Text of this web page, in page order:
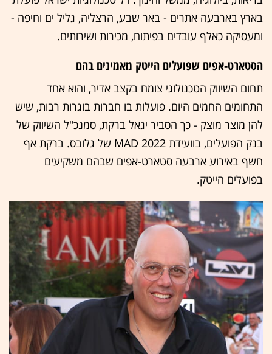
בארץ בארבעה אתרים - באר שבע, הרצליה, גליל ים וחיפה -
ומעסיקה כאלף עובדים בפיתוח, מכירות ושירותים.
הסטארט-אפים שפועלים הייטק מאמינים בהם
תחום השיווק הטכנולוגי צומח בקצב אדיר, והוא אחד
התחומים החמים היום. פועלות בו חברות בוגרות רבות, שיש
להן מוצר מוצק - כך הסביר יגאל ברקת, סמנכ"ל השיווק של
בנק הפועלים, בוועידת MAD 2022 של גלובס. ברקת אף
חשף באירוע ארבעה סטארט-אפים שבהם משקיעים
בפועלים הייטק.